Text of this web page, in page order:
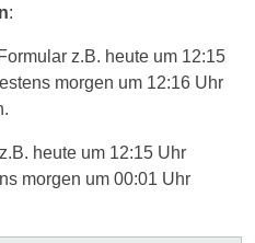
:
z.B. heute um 12:15
morgen um 12:16 Uhr
heute um 12:15 Uhr
morgen um 00:01 Uhr